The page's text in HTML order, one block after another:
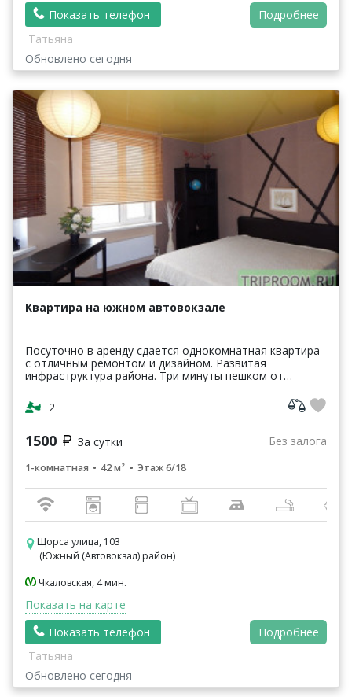
Показать телефон
Подробнее
Татьяна
Обновлено сегодня
Квартира на южном автовокзале
Посуточно в аренду сдается однокомнатная квартира
с отличным ремонтом и дизайном. Развитая
инфраструктура района. Три минуты пешком от
Тихий район. Об...
2
1500 За сутки Без залога
1-комнатная 42 м² Этаж 6/18
Щорса улица, 103
(Южный (Автовокзал) район)
Чкаловская, 4 мин.
Показать на карте
Показать телефон
Подробнее
Татьяна
Обновлено сегодня